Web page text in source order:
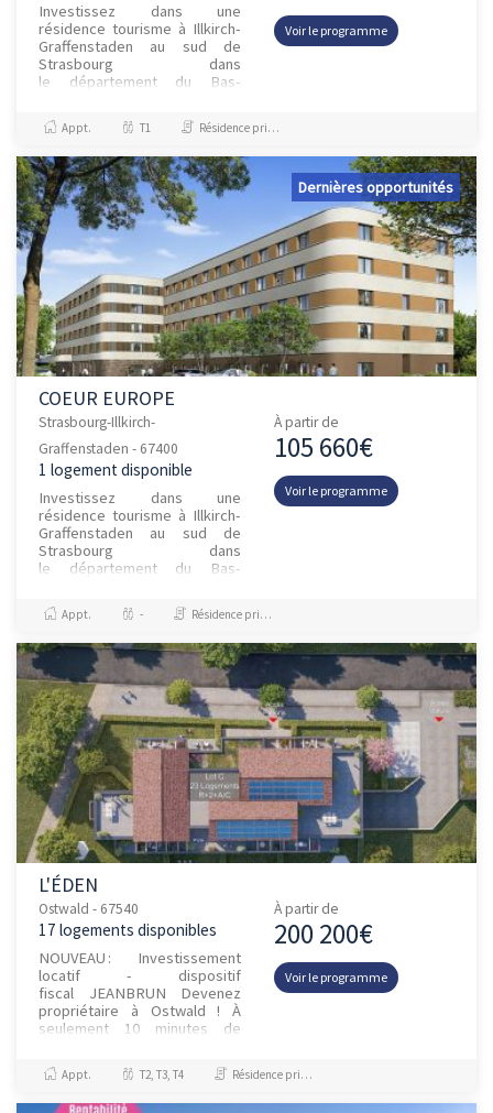
Investissez dans une
résidence tourisme à Illkirch-
Graffenstaden au sud de
Strasbourg dans
le département du Bas-
métropole qui bénéficie d’une
situation privilégiée, à...
Voir le programme
Appt. T1 Résidence principale / PTZ
Dernières opportunités
COEUR EUROPE
Strasbourg-Illkirch-
Graffenstaden - 67400
1 logement disponible
Investissez dans une
résidence tourisme à Illkirch-
Graffenstaden au sud de
Strasbourg dans
le département du Bas-
métropole qui bénéficie d...
À partir de
105 660€
Voir le programme
Appt. - Résidence principale / PTZ, Investissement et Défiscalisation
L'ÉDEN
Ostwald - 67540
17 logements disponibles
NOUVEAU : Investissement
locatif - dispositif
fiscal JEANBRUN Devenez
propriétaire à Ostwald ! À
seulement 10 minutes de
détendez-vous, profitez du
calme… et de la p...
À partir de
200 200€
Voir le programme
Appt. T2, T3, T4 Résidence principale / PTZ